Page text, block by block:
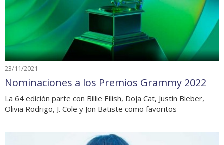
23/11/2021
Nominaciones a los Premios Grammy 2022
La 64 edición parte con Billie Eilish, Doja Cat, Justin Bieber,
Olivia Rodrigo, J. Cole y Jon Batiste como favoritos